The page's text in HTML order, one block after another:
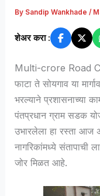
By Sandip Wankhade/
शेअर करा :
Multi-crore Road
फाटा ते सोयगाव या
भरल्याने प्रशासनाच्या
पंतप्रधान ग्राम सडक
उभारलेला हा रस्ता आज
नागरिकांमध्ये संतापाची
जोर मिळत आहे.